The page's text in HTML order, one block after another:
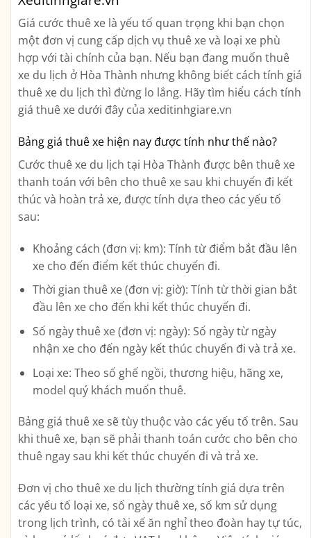
Giá cước thuê xe là yếu tố quan trọng khi bạn chọn
một đơn vị cung cấp dịch vụ thuê xe và loại xe phù
hợp với tài chính của bạn. Nếu bạn đang muốn thuê
xe du lịch ở Hòa Thành nhưng không biết cách tính giá
thuê xe du lịch thì đừng lo lắng. Hãy tìm hiểu cách tính
giá thuê xe dưới đây của xeditinhgiare.vn
Bảng giá thuê xe hiện nay được tính như thế nào?
Cước thuê xe du lịch tại Hòa Thành được bên thuê xe
thanh toán với bên cho thuê xe sau khi chuyến đi kết
thúc và hoàn trả xe, được tính dựa theo các yếu tố
sau:
Khoảng cách (đơn vị: km): Tính từ điểm bắt đầu lên
xe cho đến điểm kết thúc chuyến đi.
Thời gian thuê xe (đơn vị: giờ): Tính từ thời gian bắt
đầu lên xe cho đến khi kết thúc chuyến đi.
Số ngày thuê xe (đơn vị: ngày): Số ngày từ ngày
nhận xe cho đến ngày kết thúc chuyến đi và trả xe.
Loại xe: Theo số ghế ngồi, thương hiệu, hãng xe,
model quý khách muốn thuê.
Bảng giá thuê xe sẽ tùy thuộc vào các yếu tố trên. Sau
khi thuê xe, bạn sẽ phải thanh toán cước cho bên cho
thuê ngay sau khi kết thúc chuyến đi và trả xe.
Đơn vị cho thuê xe du lịch thường tính giá dựa trên
các yếu tố loại xe, số ngày thuê xe, số km sử dụng
trong lịch trình, có tài xế ăn nghỉ theo đoàn hay tự túc,